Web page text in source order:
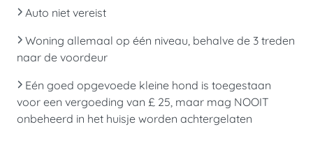
Auto niet vereist
Woning allemaal op één niveau, behalve de 3 treden
naar de voordeur
Eén goed opgevoede kleine hond is toegestaan ​​
voor een vergoeding van £ 25, maar mag NOOIT
onbeheerd in het huisje worden achtergelaten